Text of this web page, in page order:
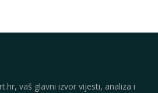
vaš glavni izvor vijesti, analiza i